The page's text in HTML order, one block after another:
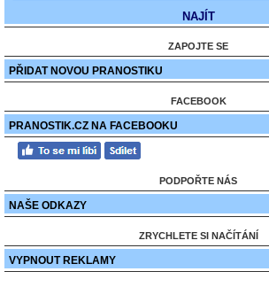
ZAPOJTE SE
PŘIDAT NOVOU PRANOSTIKU
FACEBOOK
PRANOSTIK.CZ NA FACEBOOKU
PODPOŘTE NÁS
NAŠE ODKAZY
ZRYCHLETE SI NAČÍTÁNÍ
VYPNOUT REKLAMY